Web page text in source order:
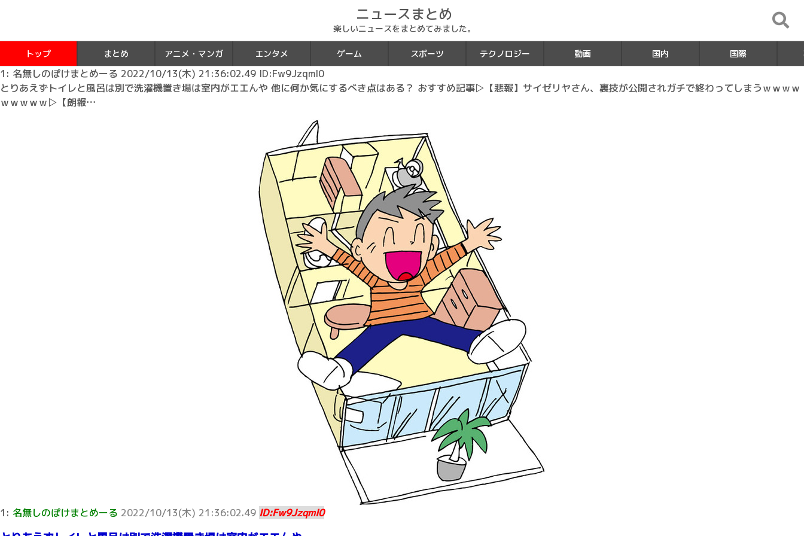
ニュースまとめ
楽しいニュースをまとめてみました。
トップ まとめ アニメ・マンガ エンタメ ゲーム スポーツ テクノロジー 動画 国内 国際
1: 名無しのぽけまとめーる 2022/10/13(木) 21:36:02.49 ID:Fw9JzqmI0
とりあえずトイレと風呂は別で洗濯機置き場は室内がエエんや 他に何か気にするべき点はある？ おすすめ記事▷【悲報】サイゼリヤさん、裏技が公開されガチで終わってしまうｗｗｗｗ
ｗｗｗｗｗ▷【朗報…
1: 名無しのぽけまとめーる 2022/10/13(木) 21:36:02.49 ID:Fw9JzqmI0